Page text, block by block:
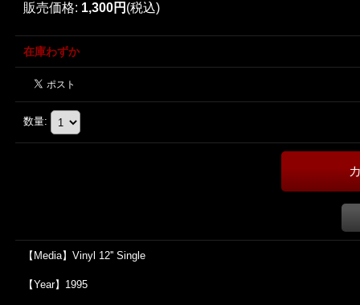
販売価格: 1,300円 (税込)
在庫わずか
数量:
【Media】Vinyl 12'' Single
【Year】1995